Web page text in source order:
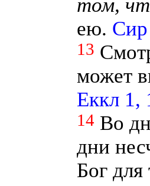
том,
ею.
13
может
Еккл 1,
14 Во
дни
Бог для